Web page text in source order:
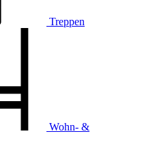
Treppen
Wohn- &